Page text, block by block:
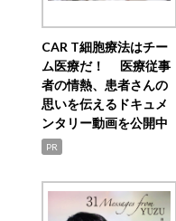
CAR T細胞療法はチー
ム医療だ！ 医療従事
者の情熱、患者さんの
思いを伝えるドキュメ
ンタリー動画を公開中
PR